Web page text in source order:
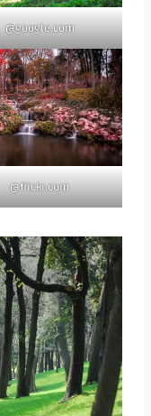
google.com@
flickr.com@